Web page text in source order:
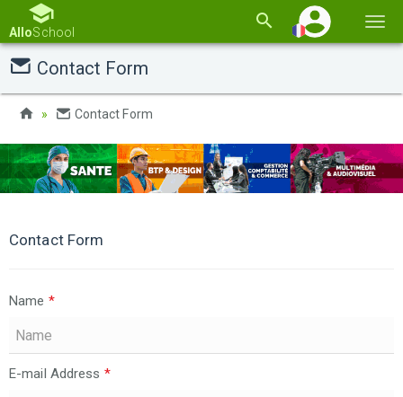
la
AlloSchool
Contact Form
Contact Form
Contact Form
Name *
E-mail Address *